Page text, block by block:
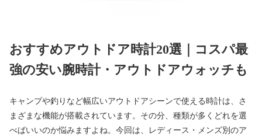
おすすめアウトドア時計20選｜コスパ最
強の安い腕時計・アウトドアウォッチも
キャンプや釣りなど幅広いアウトドアシーンで使える時計は、さ
まざまな機能が搭載されています。その分、種類が多くどれを選
べばいいのか悩みますよね。今回は、レディース・メンズ別のア